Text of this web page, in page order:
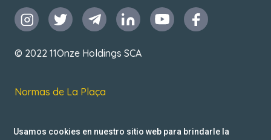
© 2022 11Onze Holdings SCA
Normas de La Plaça
Usamos cookies en nuestro sitio web para brindarle la